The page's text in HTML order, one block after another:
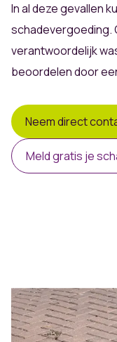
In al deze gevallen
schadevergoeding.
verantwoordelijk
beoordelen door
Neem direct
Meld gratis je